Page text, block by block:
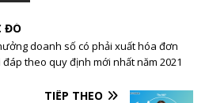
ĐÓ
doanh số có phải xuất hóa đơn
đáp theo quy định mới nhất năm 2021
TIẾP THEO